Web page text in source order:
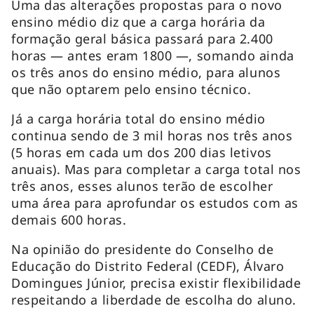
Uma das alterações propostas para o novo
ensino médio diz que a carga horária da
formação geral básica passará para 2.400
horas — antes eram 1800 —, somando ainda
os três anos do ensino médio, para alunos
que não optarem pelo ensino técnico.
Já a carga horária total do ensino médio
continua sendo de 3 mil horas nos três anos
(5 horas em cada um dos 200 dias letivos
anuais). Mas para completar a carga total nos
três anos, esses alunos terão de escolher
uma área para aprofundar os estudos com as
demais 600 horas.
Na opinião do presidente do Conselho de
Educação do Distrito Federal (CEDF), Álvaro
Domingues Júnior, precisa existir flexibilidade
respeitando a liberdade de escolha do aluno.